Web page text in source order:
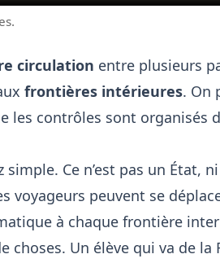
circulation entre plusieurs
frontières intérieures. On
les contrôles sont organisés
Ce n’est pas un État,
voyageurs peuvent se
à chaque frontière
Un élève qui va de la